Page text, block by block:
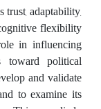
adaptability,
flexibility
in influencing
toward political
and validate
to examine its